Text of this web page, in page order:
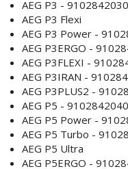
AEG P3 -
AEG P3 Flexi
AEG P3 Power -
AEG P3ERGO -
AEG P3FLEXI -
AEG P3IRAN -
AEG P3PLUS2 -
AEG P5 -
AEG P5 Power -
AEG P5 Turbo -
AEG P5 Ultra
AEG P5ERGO -